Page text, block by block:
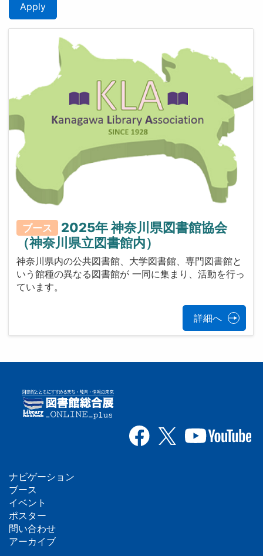
Apply
ブース
2025年 神奈川県図書館協会
（神奈川県立図書館内）
神奈川県内の公共図書館、大学図書館、専門図書館と
いう館種の異なる図書館が 一同に集まり、活動を行っ
ています。
詳細へ
フ
ッ
タ
ナビゲーション
ブース
イベント
ポスター
問い合わせ
アーカイブ